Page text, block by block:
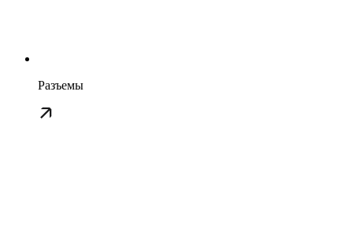
Разъемы